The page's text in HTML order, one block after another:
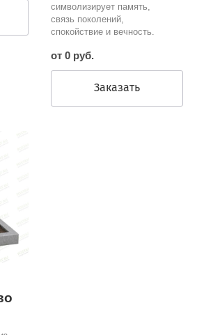
символизирует память,
связь поколений,
спокойствие и вечность.
от 0 руб.
Заказать